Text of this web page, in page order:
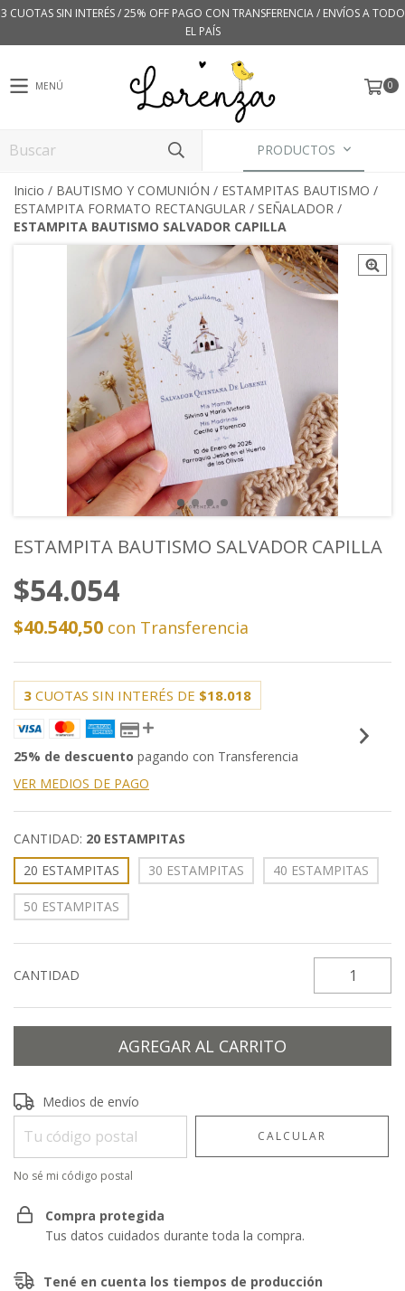
3 CUOTAS SIN INTERÉS / 25% OFF PAGO CON TRANSFERENCIA / ENVÍOS A TODO
EL PAÍS
MENÚ 0
PRODUCTOS
Inicio / BAUTISMO Y COMUNIÓN / ESTAMPITAS BAUTISMO /
ESTAMPITA FORMATO RECTANGULAR / SEÑALADOR /
ESTAMPITA BAUTISMO SALVADOR CAPILLA
ESTAMPITA BAUTISMO SALVADOR CAPILLA
$54.054
$40.540,50 con Transferencia
3 CUOTAS SIN INTERÉS DE $18.018
25% de descuento pagando con Transferencia
VER MEDIOS DE PAGO
CANTIDAD: 20 ESTAMPITAS
20 ESTAMPITAS
30 ESTAMPITAS 40 ESTAMPITAS
50 ESTAMPITAS
CANTIDAD
Entregas para el CP:
Medios de envío
CALCULAR
No sé mi código postal
Compra protegida
Tus datos cuidados durante toda la compra.
Tené en cuenta los tiempos de producción